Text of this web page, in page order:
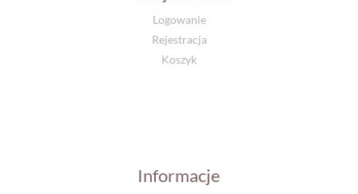
Logowanie
Rejestracja
Koszyk
Informacje